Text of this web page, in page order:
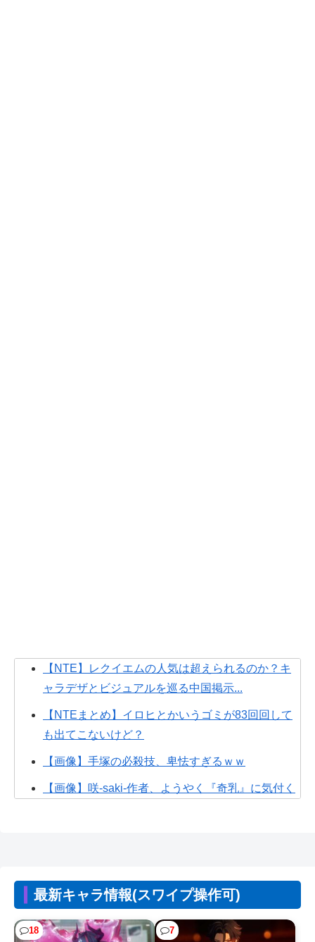
【NTE】レクイエムの人気は超えられるのか？キ
ャラデザとビジュアルを巡る中国掲示...
【NTEまとめ】イロヒとかいうゴミが83回回して
も出てこないけど？
【画像】手塚の必殺技、卑怯すぎるｗｗ
【画像】咲-saki-作者、ようやく『奇乳』に気付く
司」がめちゃめちゃ美味しそう
【画像】70年代の漫画、あまりにも時代を先取り
しすぎていたｗｗｗｗ
最新キャラ情報(スワイプ操作可)
18 7